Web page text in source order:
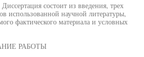
состоит из введения, трех
использованной научной литературы,
фактического материала и условных
РАБОТЫ